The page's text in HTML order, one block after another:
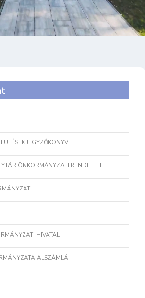
ÜLÉSEK JEGYZŐKÖNYVEI
ÖNKORMÁNYZATI RENDELETEI
HIVATAL
ALSZÁMLÁI